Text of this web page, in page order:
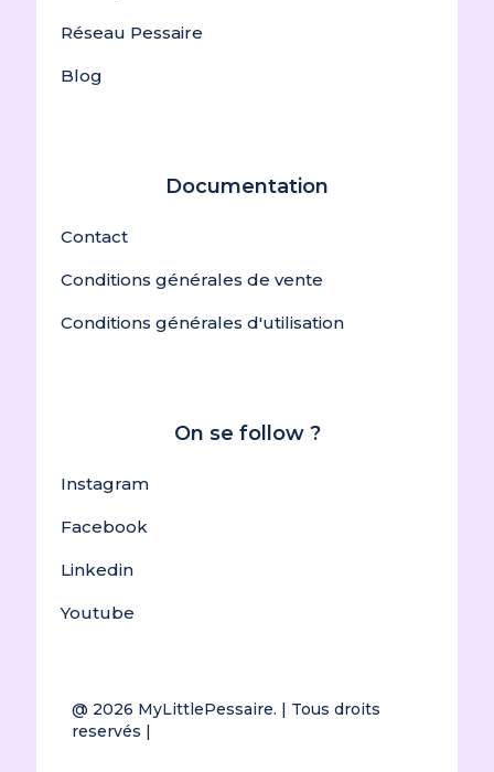
Réseau Pessaire
Blog
Documentation
Contact
Conditions générales de vente
Conditions générales d'utilisation
On se follow ?
Instagram
Facebook
Linkedin
Youtube
@ 2026 MyLittlePessaire. | Tous droits
reservés |